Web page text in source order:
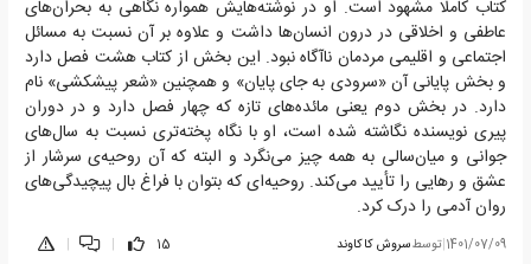
کتاب کاملا مشهود است. او در نوشته‌هایش همواره نگاهی به بحران‌های
عاطفی و اخلاقی در درون انسان‌ها داشت و علاوه بر آن نسبت به مسائل
اجتماعی و اقلیمی مردمان ناآگاه نبود. این بخش از کتاب هشت فصل دارد
و بخش پایانی آن «سرودی به جای پایان» و همچنین «شعر پیشکشی» نام
دارد. در بخش دوم یعنی مائده‌های تازه که چهار فصل دارد و در دوران
پیری نویسنده نگاشته شده است، او با نگاه پخته‌تری نسبت به سال‌های
جوانی و میان‌سالی به همه چیز می‌نگرد و البته که آن روحیه‌ی سرشار از
عشق و رهایی را تأیید می‌کند. روحیه‌ای که بتوان با فراغ بال پیچیدگی‌های
روان آدمی را درک کرد.
1401/07/09
|توسطسروش كاكاوند 15
|
|